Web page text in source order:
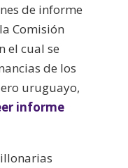
de informe
Comisión
el cual se
de los
uruguayo,
informe